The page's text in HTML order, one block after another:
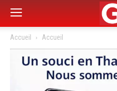
Accueil Accueil